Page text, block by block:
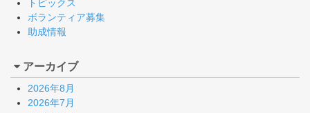
トピックス
ボランティア募集
助成情報
アーカイブ
2026年8月
2026年7月